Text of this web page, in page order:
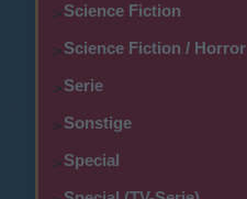
>Science Fiction
>Science Fiction / Horror
>Serie
>Sonstige
>Special